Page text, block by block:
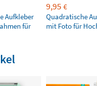
Aufkleber
für
9,95 €
Quadratische
mit Foto für